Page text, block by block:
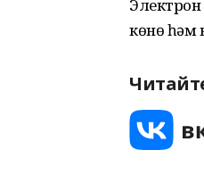
көнө һәм